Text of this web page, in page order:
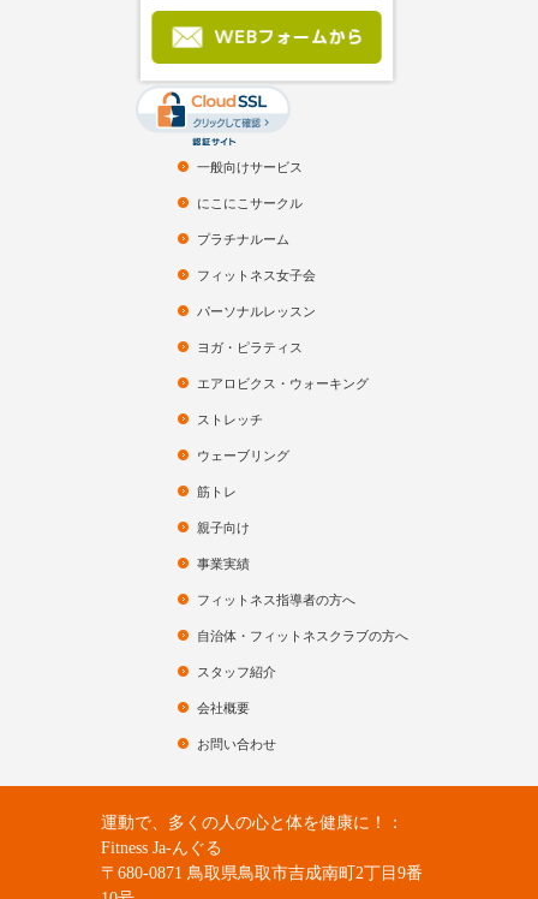
一般向けサービス
にこにこサークル
プラチナルーム
フィットネス女子会
パーソナルレッスン
ヨガ・ピラティス
エアロビクス・ウォーキング
ストレッチ
ウェーブリング
筋トレ
親子向け
事業実績
フィットネス指導者の方へ
自治体・フィットネスクラブの方へ
スタッフ紹介
会社概要
お問い合わせ
運動で、多くの人の心と体を健康に！：
Fitness Ja-んぐる
〒680-0871 鳥取県鳥取市吉成南町2丁目9番